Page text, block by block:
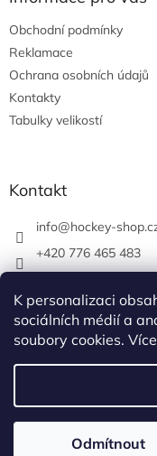
K personalizaci
sociálních médií a
soubory cookies.
Odmítnout
Obchodní podmínky
Reklamace
Ochrana osobních údajů
Kontakty
Tabulky velikostí
Kontakt
info@hockey-
+420 776 465 483
hockey_shop.cz